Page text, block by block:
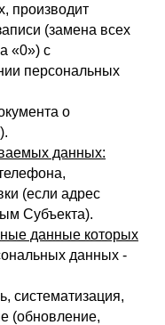
производит
(замена всех
«0») с
персональных
о
данных:
(если адрес
Субъекта).
данные которых
данных -
систематизация,
(обновление,